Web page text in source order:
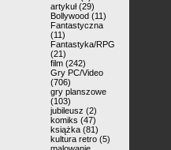
artykuł(29)
Bollywood (11)
Fantastyczna
(11)
Fantastyka/RPG
(21)
film (242)
Gry PC/Video
(706)
gry planszowe
(103)
jubileusz (2)
komiks (47)
książka (81)
kultura retro (5)